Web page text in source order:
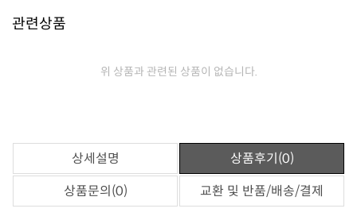
관련상품
위 상품과 관련된 상품이 없습니다.
상세설명
상품후기(0)
상품문의(0)
교환 및 반품/배송/결제